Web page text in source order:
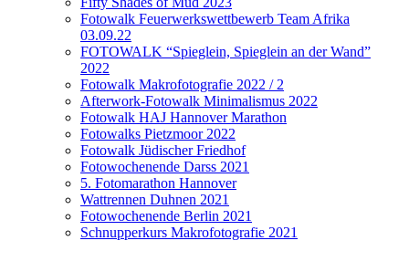
Fotowalk Feuerwerkswettbewerb Team Afrika
03.09.22
FOTOWALK “Spieglein, Spieglein an der Wand”
2022
Fotowalk Makrofotografie 2022 / 2
Afterwork-Fotowalk Minimalismus 2022
Fotowalk HAJ Hannover Marathon
Fotowalks Pietzmoor 2022
Fotowalk Jüdischer Friedhof
Fotowochenende Darss 2021
5. Fotomarathon Hannover
Wattrennen Duhnen 2021
Fotowochenende Berlin 2021
Schnupperkurs Makrofotografie 2021